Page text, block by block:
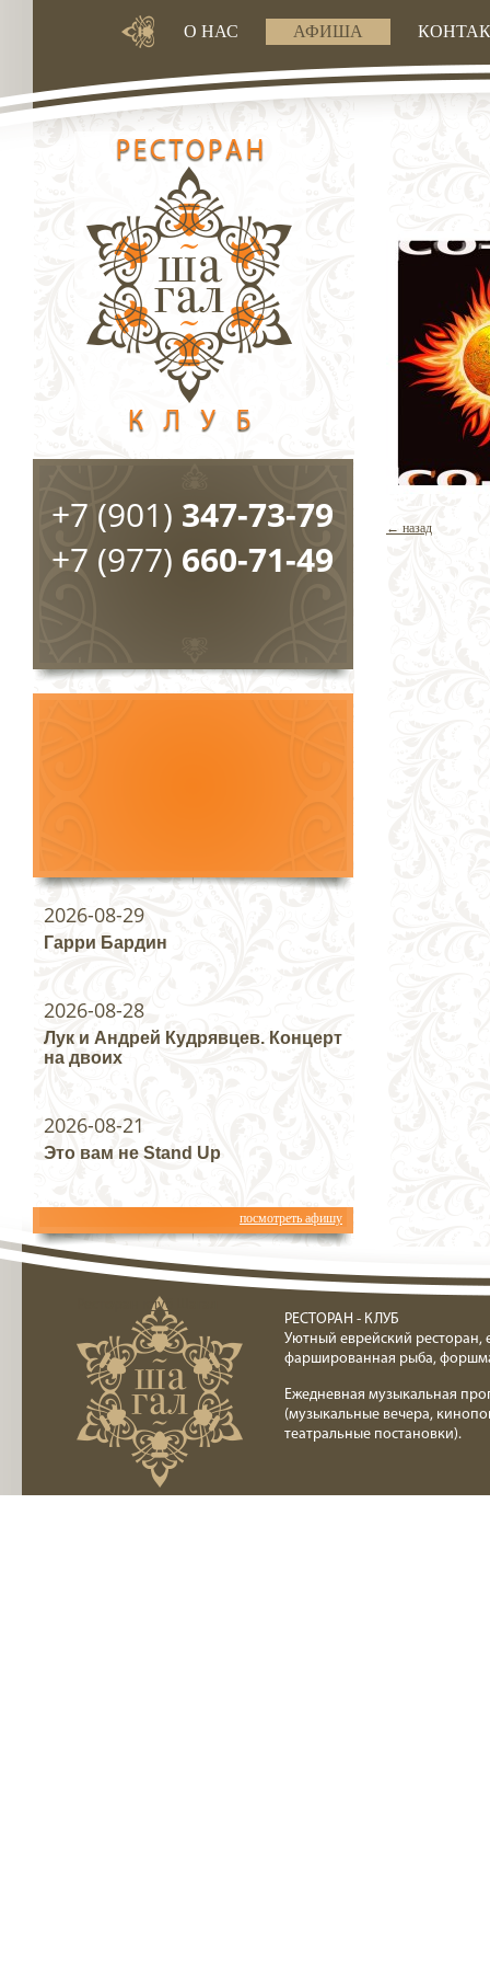
О НАС АФИША
← назад
+7 (901) 347-73-79
+7 (977) 660-71-49
2026-08-29
Гарри Бардин
2026-08-28
Лук и Андрей Кудрявцев. Концерт
на двоих
2026-08-21
Это вам не Stand Up
посмотреть афишу
Ресторан клуб Шагал
РЕСТОРАН - КЛУБ
Уютный еврейский ресторан,
фаршированная рыба,
Ежедневная музыкальная
(музыкальные вечера,
театральные постановки).